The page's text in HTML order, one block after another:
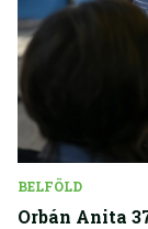
BELFÖLD
Orbán Anita